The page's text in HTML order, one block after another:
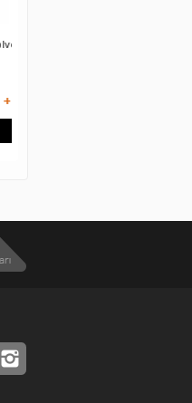
Alüminyum Folyo Bant 48x25